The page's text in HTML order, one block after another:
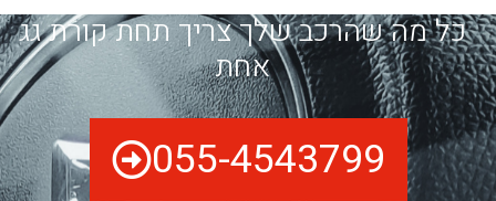
כל מה שהרכב שלך צריך תחת קורת גג
אחת
055-4543799